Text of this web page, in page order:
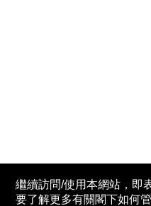
繼續訪問/使用本網站，即
要了解更多有關閣下如何